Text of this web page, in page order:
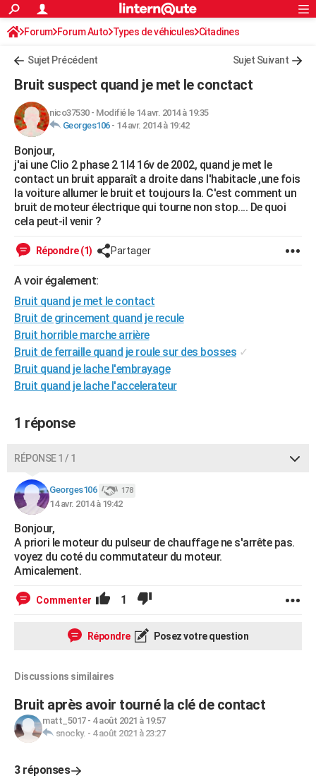
ACTUALITÉS
Politique
Société
Faits Divers
Education
Monde
Villes
+
FINANCE
Retraite
Impôts
Epargne
Immobilier
Risques naturels par ville
Banque
Assurance
Crédit
AUTO
Essais
Réserver un essai
Citadines
Berlines
SUV
Forum auto
+HIGH-TECH
Mobiles
Meilleur smartphone
Internet
Ordinateurs
Jeux vidéo
Guide high-tech
+BRICOLAGE
Forum
Aménagement intérieur
Extérieur
Cuisine
Salle de bains
Jardinage
Rangement
WEEK-END
Guides de France
Escapades
Patrimoine
Expositions
Musées
Week-end nature
LIFESTYLE
SANTE
Alimentation
Guide de la santé
Maladies
Médicaments
Sommeil
VOYAGE
Destinations
City break
Voyage nature
Voyage de noces
Forum
Climat
+PHOTO
GUIDES D'ACHAT
BONS PLANS
CARTE DE VOEUX
COPAINS D'AVANT
S'inscrire
Se connecter
Lycées
Collèges
Primaires
Universités
Entreprises
Service militaire
Avis de recherche
AVIS DE DÉCÈS
FORUM
S'inscrire
Connexion
Forum Forum Auto Types de véhicules Citadines
Sujet Précédent Sujet Suivant
Bruit suspect quand je met le conctact
nico37530- Modifié le 14 avr. 2014 à 19:35
Georges106- 14 avr. 2014 à 19:42
Bonjour,
j'ai une Clio 2 phase 2 1l4 16v de 2002, quand je met le
contact un bruit apparaît a droite dans l'habitacle ,une fois
la voiture allumer le bruit et toujours la. C'est comment un
bruit de moteur électrique qui tourne non stop.... De quoi
cela peut-il venir ?
Répondre (1) Partager
A voir également:
Bruit quand je met le contact
Bruit de grincement quand je recule
Bruit horrible marche arrière
Bruit de ferraille quand je roule sur des bosses ✓
Bruit quand je lache l'embrayage
Bruit quand je lache l'accelerateur
1 réponse
RÉPONSE 1 / 1
Georges106 178
14 avr. 2014 à 19:42
Bonjour,
A priori le moteur du pulseur de chauffage ne s'arrête pas.
voyez du coté du commutateur du moteur.
Amicalement.
Commenter 1
Répondre Posez votre question
Discussions similaires
Bruit après avoir tourné la clé de contact
matt_5017- 4 août 2021 à 19:57
snocky. - 4 août 2021 à 23:27
3 réponses